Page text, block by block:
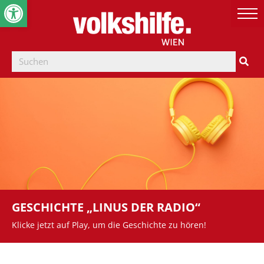
GESCHICHTE „LINUS DER RADIO“
Klicke jetzt auf Play, um die Geschichte zu hören!